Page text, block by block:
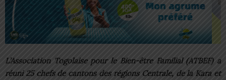
L’Association Togolaise pour le Bien-être Familial (ATBEF) a
réuni 25 chefs de cantons des régions Centrale, de la Kara et